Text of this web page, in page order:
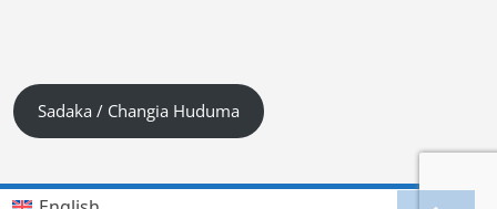
Sadaka / Changia Huduma